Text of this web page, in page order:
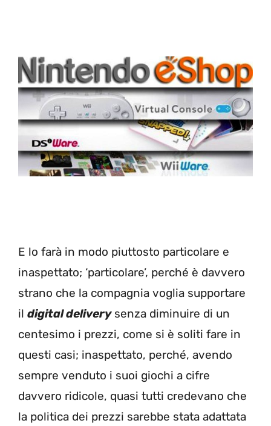
E lo farà in modo piuttosto particolare e
inaspettato; ‘particolare’, perché è davvero
strano che la compagnia voglia supportare
il digital deliverysenza diminuire di un
centesimo i prezzi, come si è soliti fare in
questi casi; inaspettato, perché, avendo
sempre venduto i suoi giochi a cifre
davvero ridicole, quasi tutti credevano che
la politica dei prezzi sarebbe stata adattata